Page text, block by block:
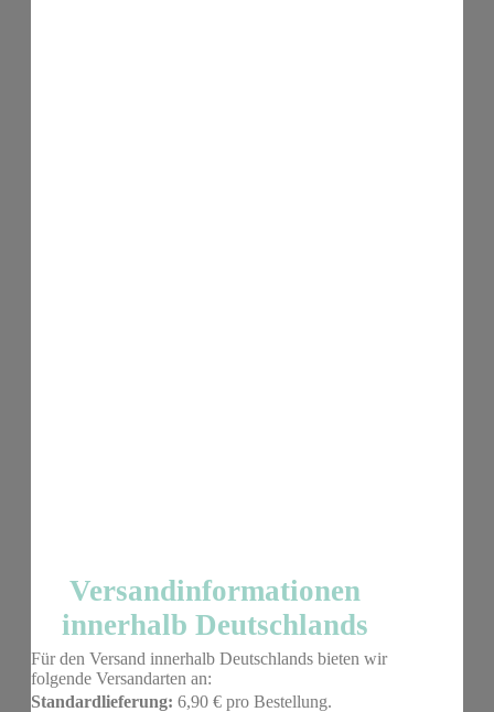
Versandinformationen
innerhalb Deutschlands
Für den Versand innerhalb Deutschlands bieten wir
folgende Versandarten an:
Standardlieferung: 6,90 € pro Bestellung.